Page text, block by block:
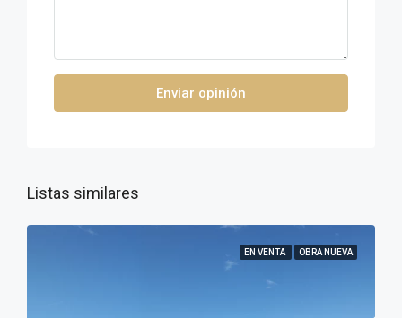
Enviar opinión
Listas similares
EN VENTA OBRA NUEVA